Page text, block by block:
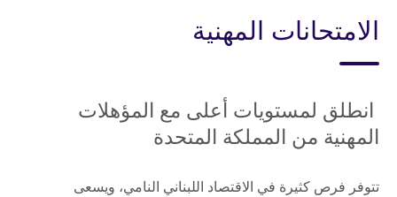
language
الامتحانات المهنية
انطلق لمستويات أعلى مع المؤهلات
المهنية من المملكة المتحدة
تتوفر فرص كثيرة في الاقتصاد اللبناني النامي، ويسعى